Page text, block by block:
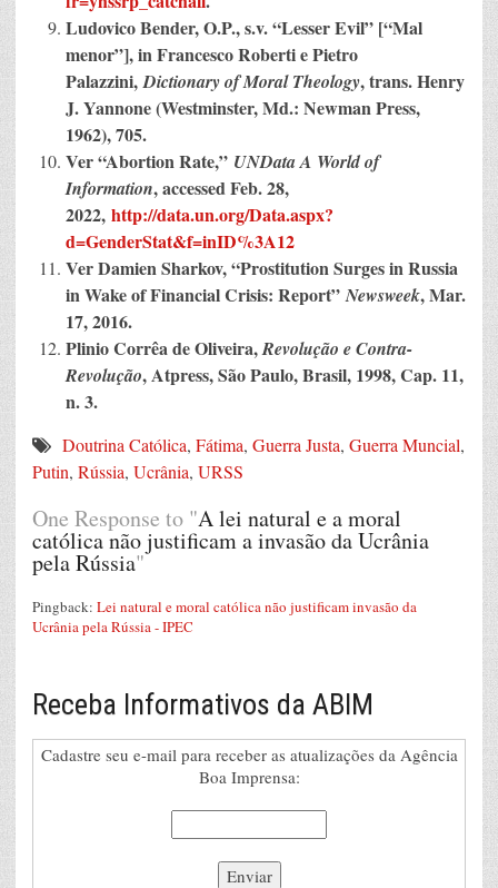
Ludovico Bender, O.P., s.v. “Lesser Evil” [“Mal
menor”], in Francesco Roberti e Pietro
Palazzini,Dictionary of Moral Theology, trans.Henry
J. Yannone (Westminster, Md.: Newman Press,
1962), 705.
Ver “Abortion Rate,” UNData A World of
Information, accessed Feb. 28,
2022, http://data.un.org/Data.aspx?
d=GenderStat&f=inID%3A12
Ver Damien Sharkov, “Prostitution Surges in Russia
in Wake of Financial Crisis: Report”Newsweek, Mar.
17, 2016.
Plinio Corrêa de Oliveira,Revolução e Contra-
Revolução, Atpress, São Paulo, Brasil, 1998, Cap. 11,
n. 3.
Doutrina Católica, Fátima, Guerra Justa, Guerra Muncial,
Putin, Rússia, Ucrânia, URSS
One Response to "A lei natural e a moral
católica não justificam a invasão da Ucrânia
pela Rússia"
Pingback: Lei natural e moral católica não justificam invasão da
Ucrânia pela Rússia - IPEC
Receba Informativos da ABIM
Cadastre seu e-mail para receber as atualizações da Agência
Boa Imprensa: